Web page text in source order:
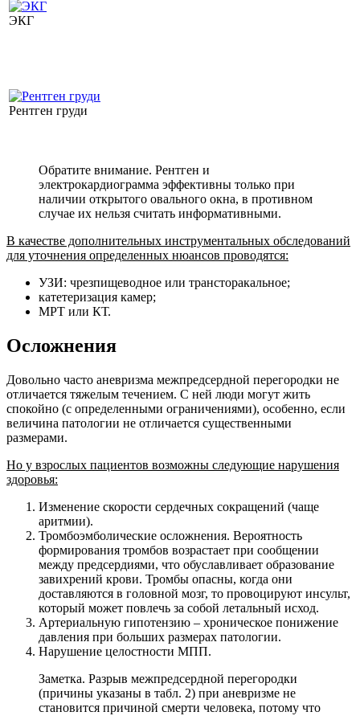
ЭКГ
Рентген груди
Обратите внимание. Рентген и
электрокардиограмма эффективны только при
наличии открытого овального окна, в противном
случае их нельзя считать информативными.
В качестве дополнительных инструментальных обследований
для уточнения определенных нюансов проводятся:
УЗИ: чрезпищеводное или трансторакальное;
катетеризация камер;
МРТ или КТ.
Осложнения
Довольно часто аневризма межпредсердной перегородки не
отличается тяжелым течением. С ней люди могут жить
спокойно (с определенными ограничениями), особенно, если
величина патологии не отличается существенными
размерами.
Но у взрослых пациентов возможны следующие нарушения
здоровья:
Изменение скорости сердечных сокращений (чаще
аритмии).
Тромбоэмболические осложнения. Вероятность
формирования тромбов возрастает при сообщении
между предсердиями, что обуславливает образование
завихрений крови. Тромбы опасны, когда они
доставляются в головной мозг, то провоцируют инсульт,
который может повлечь за собой летальный исход.
Артериальную гипотензию – хроническое понижение
давления при больших размерах патологии.
Нарушение целостности МПП.
Заметка. Разрыв межпредсердной перегородки
(причины указаны в табл. 2) при аневризме не
становится причиной смерти человека, потому что